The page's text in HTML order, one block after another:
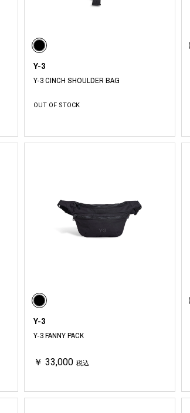
Y-3
Y-3 CINCH SHOULDER BAG
OUT OF STOCK
Y-3
Y-3 FANNY PACK
￥ 33,000 税込